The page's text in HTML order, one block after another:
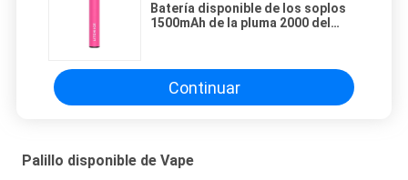
Batería disponible de los soplos
1500mAh de la pluma 2000 del
Continuar
Palillo disponible de Vape